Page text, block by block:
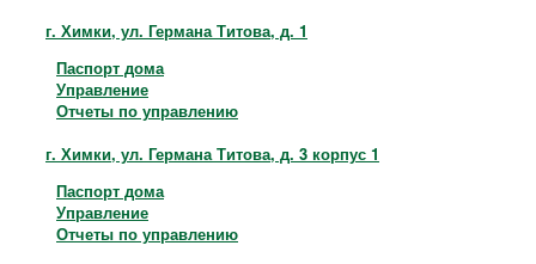
г. Химки, ул. Германа Титова, д. 1
Паспорт дома
Управление
Отчеты по управлению
г. Химки, ул. Германа Титова, д. 3 корпус 1
Паспорт дома
Управление
Отчеты по управлению